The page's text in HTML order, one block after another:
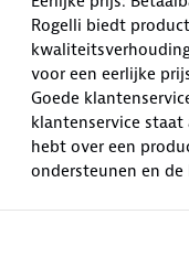
Rogelli biedt
voor een eerlijke
Goede
klantenservice
hebt over een
ondersteunen en